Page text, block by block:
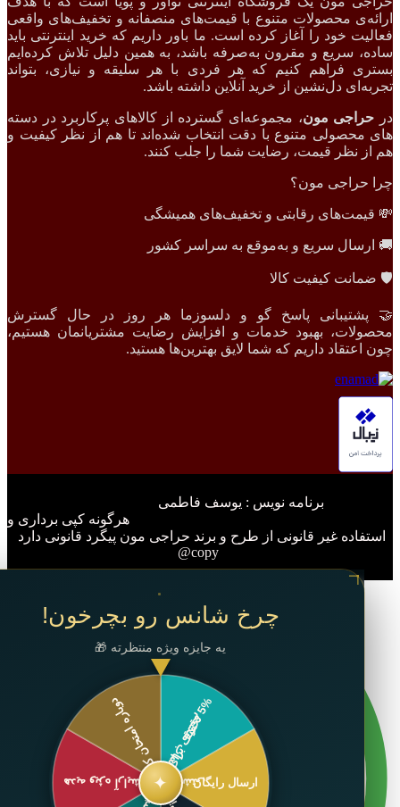
محصولات متنوع با قیمت‌های منصفانه و تخفیف‌های واقعی
خود را آغاز کرده است. ما باور داریم که خرید اینترنتی باید
سریع و مقرون‌ به‌صرفه باشد، به همین دلیل تلاش کرده‌ایم
فراهم کنیم که هر فردی با هر سلیقه و نیازی، بتواند
دل‌نشین از خرید آنلاین داشته باشد.
مون ، مجموعه‌ای گسترده از کالاهای پرکاربرد در دسته
محصولی متنوع با دقت انتخاب شده‌اند تا هم از نظر کیفیت و
نظر قیمت، رضایت شما را جلب کنند.
حراجی مون؟
رقابتی و تخفیف‌های همیشگی
سریع و به‌موقع به سراسر کشور
کیفیت کالا
پاسخ گو و دلسوزما هر روز در حال گسترش
بهبود خدمات و افزایش رضایت مشتریانمان هستیم،
داریم که شما لایق بهترین‌ها هستید.
نویس : یوسف فاطمی
کپی برداری و
غیر قانونی از طرح و برند حراجی مون پیگرد قانونی دارد
چرخ شانس رو بچرخون!
یه جایزه ویژه منتظرته 🎁
✦